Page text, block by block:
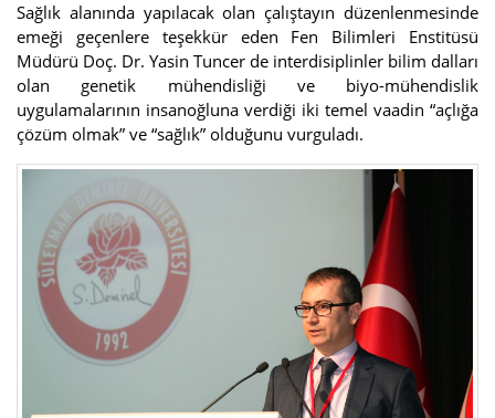
Sağlık alanında yapılacak olan çalıştayın düzenlenmesinde
emeği geçenlere teşekkür eden Fen Bilimleri Enstitüsü
Müdürü Doç. Dr. Yasin Tuncer de interdisiplinler bilim dalları
olan genetik mühendisliği ve biyo-mühendislik
uygulamalarının insanoğluna verdiği iki temel vaadin “açlığa
çözüm olmak” ve “sağlık” olduğunu vurguladı.